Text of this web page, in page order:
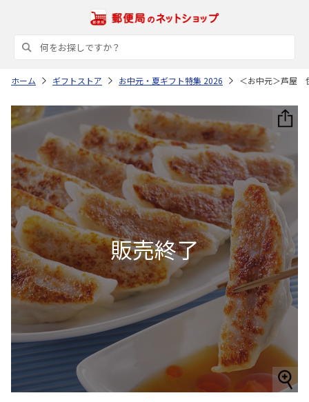
ホーム ギフトストア お中元・夏ギフト特集 2026 ＜お中元＞芦屋